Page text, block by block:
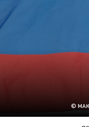
©